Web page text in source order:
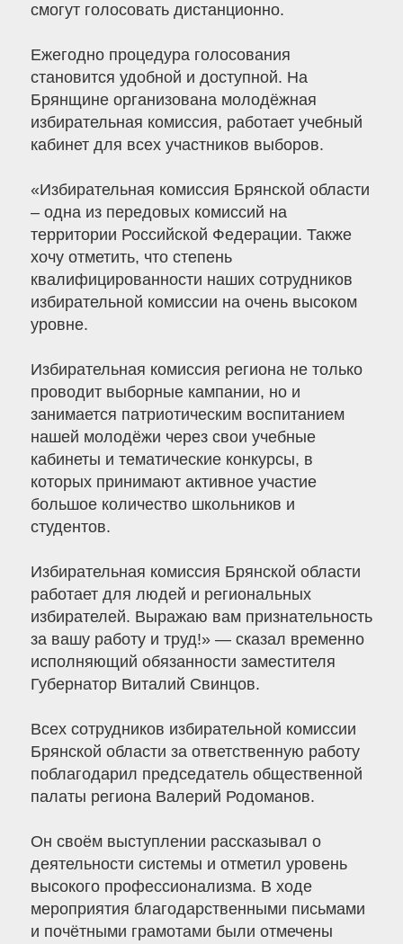
смогут голосовать дистанционно.
Ежегодно процедура голосования
становится удобной и доступной. На
Брянщине организована молодёжная
избирательная комиссия, работает учебный
кабинет для всех участников выборов.
«Избирательная комиссия Брянской области
– одна из передовых комиссий на
территории Российской Федерации. Также
хочу отметить, что степень
квалифицированности наших сотрудников
избирательной комиссии на очень высоком
уровне.
Избирательная комиссия региона не только
проводит выборные кампании, но и
занимается патриотическим воспитанием
нашей молодёжи через свои учебные
кабинеты и тематические конкурсы, в
которых принимают активное участие
большое количество школьников и
студентов.
Избирательная комиссия Брянской области
работает для людей и региональных
избирателей. Выражаю вам признательность
за вашу работу и труд!» — сказал временно
исполняющий обязанности заместителя
Губернатор Виталий Свинцов.
Всех сотрудников избирательной комиссии
Брянской области за ответственную работу
поблагодарил председатель общественной
палаты региона Валерий Родоманов.
Он своём выступлении рассказывал о
деятельности системы и отметил уровень
высокого профессионализма. В ходе
мероприятия благодарственными письмами
и почётными грамотами были отмечены